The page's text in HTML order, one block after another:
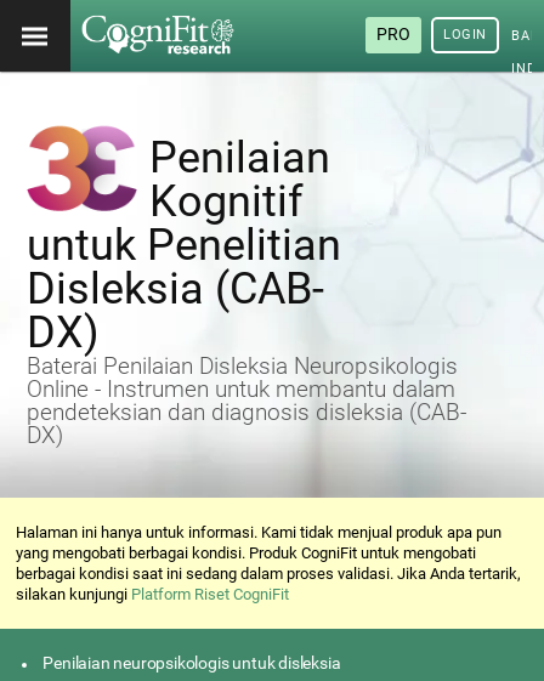
PRO LOGIN
Penilaian
Kognitif
untuk Penelitian
Disleksia (CAB-
DX)
Baterai Penilaian Disleksia Neuropsikologis
Online - Instrumen untuk membantu dalam
pendeteksian dan diagnosis disleksia (CAB-
DX)
Halaman ini hanya untuk informasi. Kami tidak menjual produk apa pun
yang mengobati berbagai kondisi. Produk CogniFit untuk mengobati
berbagai kondisi saat ini sedang dalam proses validasi. Jika Anda tertarik,
silakan kunjungi Platform Riset CogniFit
Penilaian neuropsikologis untuk disleksia